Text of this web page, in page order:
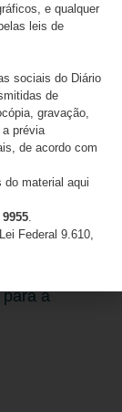
a
e qualquer
leis de
sociais do Diário
de
gravação,
prévia
de acordo com
material aqui
9955
Federal 9.610,